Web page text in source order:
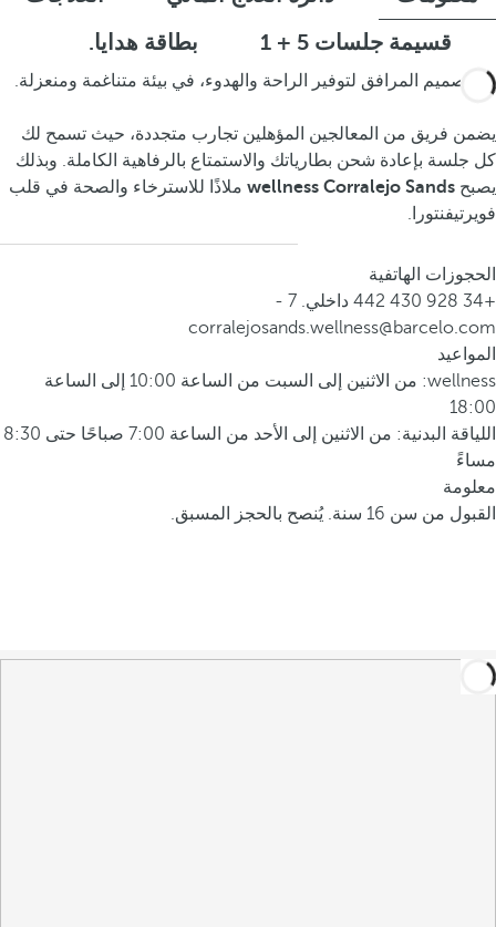
قسيمة جلسات 5 + 1
بطاقة هدايا.
تم تصميم المرافق لتوفير الراحة والهدوء، في بيئة متناغمة ومنعزلة.
يضمن فريق من المعالجين المؤهلين تجارب متجددة، حيث تسمح لك
كل جلسة بإعادة شحن بطارياتك والاستمتاع بالرفاهية الكاملة. وبذلك
يصبح wellness Corralejo Sands ملاذًا للاسترخاء والصحة في قلب
فويرتيفنتورا.
الحجوزات الهاتفية
+34 928 430 442 داخلي. 7 -
corralejosands.wellness@barcelo.com
المواعيد
wellness: من الاثنين إلى السبت من الساعة 10:00 إلى الساعة
18:00
اللياقة البدنية: من الاثنين إلى الأحد من الساعة 7:00 صباحًا حتى 8:30
مساءً
معلومة
القبول من سن 16 سنة. يُنصح بالحجز المسبق.